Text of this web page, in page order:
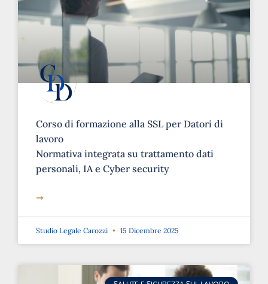
Corso di formazione alla SSL per Datori di
lavoro
Normativa integrata su trattamento dati
personali, IA e Cyber security
➞
Studio Legale Carozzi 15 Dicembre 2025